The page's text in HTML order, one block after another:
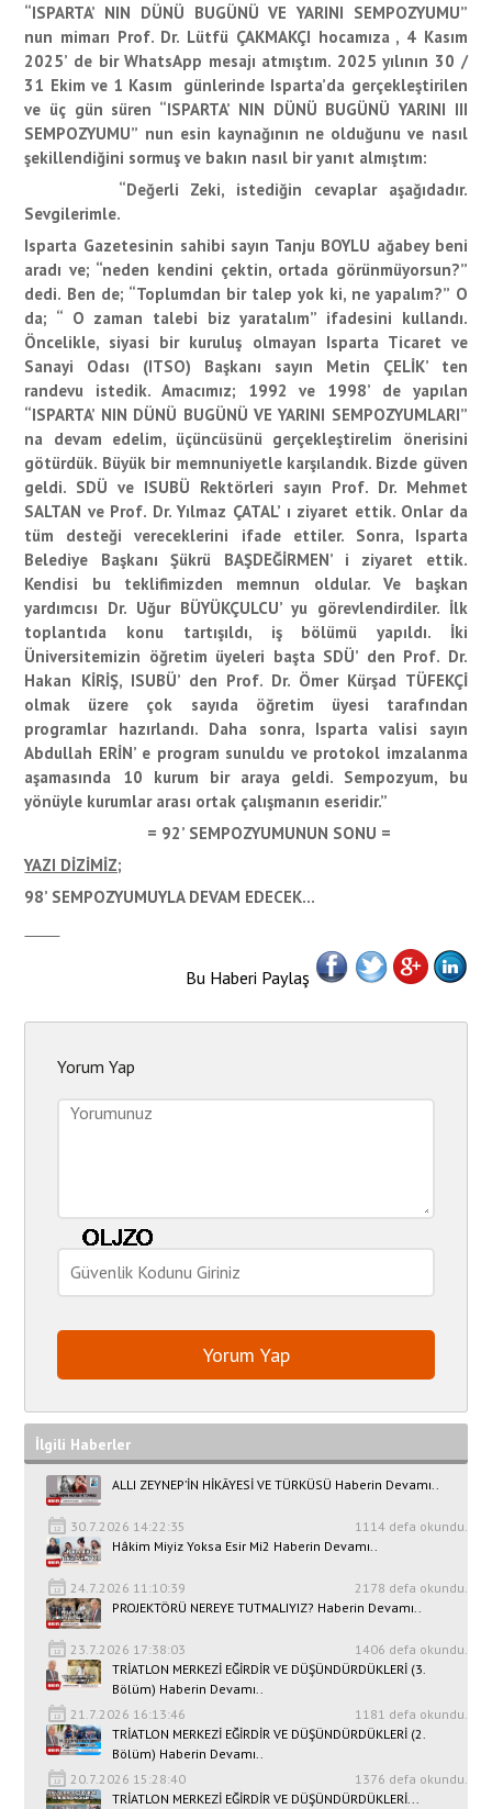
“ISPARTA’ NIN DÜNÜ BUGÜNÜ VE YARINI SEMPOZYUMU”
nun mimarı Prof. Dr. Lütfü ÇAKMAKÇI hocamıza , 4 Kasım
2025’ de bir WhatsApp mesajı atmıştım. 2025 yılının 30 /
31 Ekim ve 1 Kasım günlerinde Isparta’da gerçekleştirilen
ve üç gün süren “ISPARTA’ NIN DÜNÜ BUGÜNÜ YARINI III
SEMPOZYUMU” nun esin kaynağının ne olduğunu ve nasıl
şekillendiğini sormuş ve bakın nasıl bir yanıt almıştım:
“Değerli Zeki, istediğin cevaplar aşağıdadır.
Sevgilerimle.
Isparta Gazetesinin sahibi sayın Tanju BOYLU ağabey beni
aradı ve; “neden kendini çektin, ortada görünmüyorsun?”
dedi. Ben de; “Toplumdan bir talep yok ki, ne yapalım?” O
da; “ O zaman talebi biz yaratalım” ifadesini kullandı.
Öncelikle, siyasi bir kuruluş olmayan Isparta Ticaret ve
Sanayi Odası (ITSO) Başkanı sayın Metin ÇELİK’ ten
randevu istedik. Amacımız; 1992 ve 1998’ de yapılan
“ISPARTA’ NIN DÜNÜ BUGÜNÜ VE YARINI SEMPOZYUMLARI”
na devam edelim, üçüncüsünü gerçekleştirelim önerisini
götürdük. Büyük bir memnuniyetle karşılandık. Bizde güven
geldi. SDÜ ve ISUBÜ Rektörleri sayın Prof. Dr. Mehmet
SALTAN ve Prof. Dr. Yılmaz ÇATAL’ ı ziyaret ettik. Onlar da
tüm desteği vereceklerini ifade ettiler. Sonra, Isparta
Belediye Başkanı Şükrü BAŞDEĞİRMEN’ i ziyaret ettik.
Kendisi bu teklifimizden memnun oldular. Ve başkan
yardımcısı Dr. Uğur BÜYÜKÇULCU’ yu görevlendirdiler. İlk
toplantıda konu tartışıldı, iş bölümü yapıldı. İki
Üniversitemizin öğretim üyeleri başta SDÜ’ den Prof. Dr.
Hakan KİRİŞ, ISUBÜ’ den Prof. Dr. Ömer Kürşad TÜFEKÇİ
olmak üzere çok sayıda öğretim üyesi tarafından
programlar hazırlandı. Daha sonra, Isparta valisi sayın
Abdullah ERİN’ e program sunuldu ve protokol imzalanma
aşamasında 10 kurum bir araya geldi. Sempozyum, bu
yönüyle kurumlar arası ortak çalışmanın eseridir.”
= 92’ SEMPOZYUMUNUN SONU =
YAZI DİZİMİZ;
98’ SEMPOZYUMUYLA DEVAM EDECEK…
Bu Haberi Paylaş
Yorum Yap
İlgili Haberler
ALLI ZEYNEP’İN HİKÂYESİ VE TÜRKÜSÜ Haberin Devamı..
30.7.2026 14:22:35
1114 defa okundu.
Hâkim Miyiz Yoksa Esir Mi2 Haberin Devamı..
24.7.2026 11:10:39
2178 defa okundu.
PROJEKTÖRÜ NEREYE TUTMALIYIZ? Haberin Devamı..
23.7.2026 17:38:03
1406 defa okundu.
TRİATLON MERKEZİ EĞİRDİR VE DÜŞÜNDÜRDÜKLERİ (3.
Bölüm) Haberin Devamı..
21.7.2026 16:13:46
1181 defa okundu.
TRİATLON MERKEZİ EĞİRDİR VE DÜŞÜNDÜRDÜKLERİ (2.
Bölüm) Haberin Devamı..
20.7.2026 15:28:40
1376 defa okundu.
TRİATLON MERKEZİ EĞİRDİR VE DÜŞÜNDÜRDÜKLERİ...